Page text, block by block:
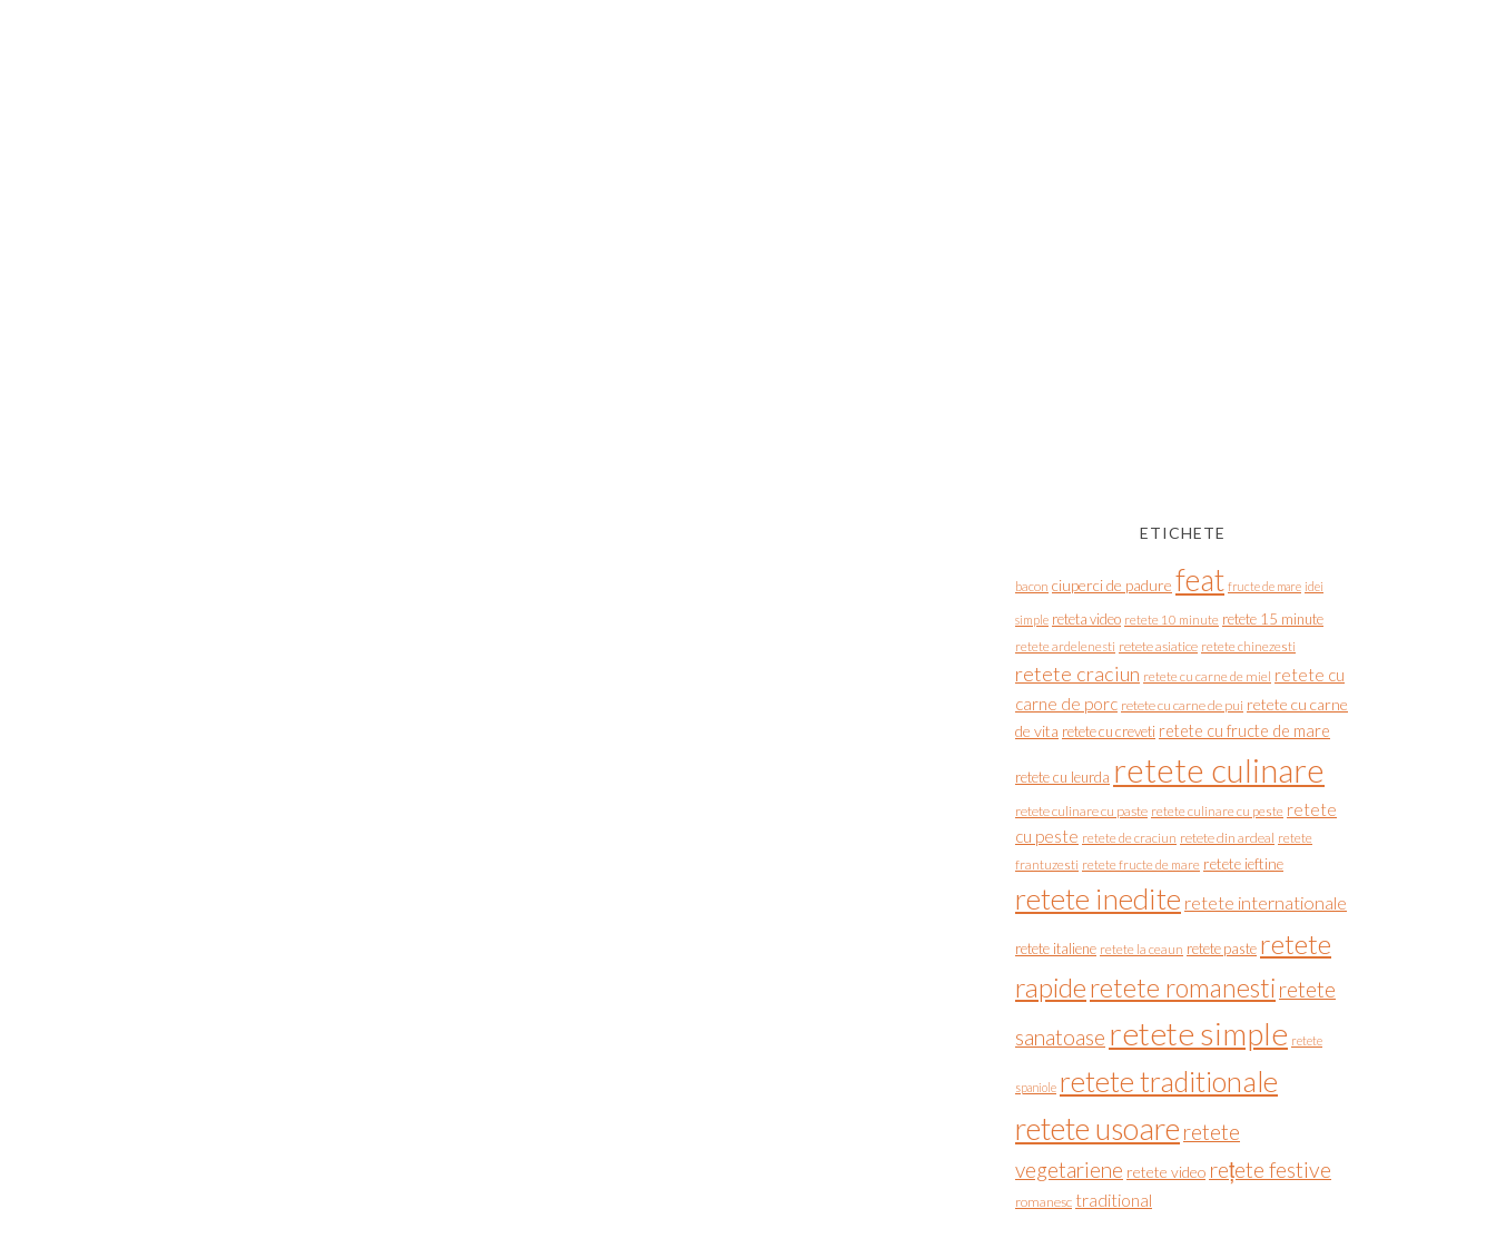
ETICHETE
bacon ciuperci de padure feat fructe de mare idei
simple reteta video retete 10 minute retete 15 minute
retete ardelenesti retete asiatice retete chinezesti
retete craciun retete cu carne de miel retete cu
carne de porc retete cu carne de pui retete cu carne
de vita retete cu creveti retete cu fructe de mare
retete cu leurda retete culinare
retete culinare cu paste retete culinare cu peste retete
cu peste retete de craciun retete din ardeal retete
frantuzesti retete fructe de mare retete ieftine
retete inedite retete internationale
retete italiene retete la ceaun retete paste retete
rapideretete romanesti retete
sanatoase retete simple retete
spaniole retete traditionale
retete usoare retete
vegetariene retete video rețete festive
romanesc traditional